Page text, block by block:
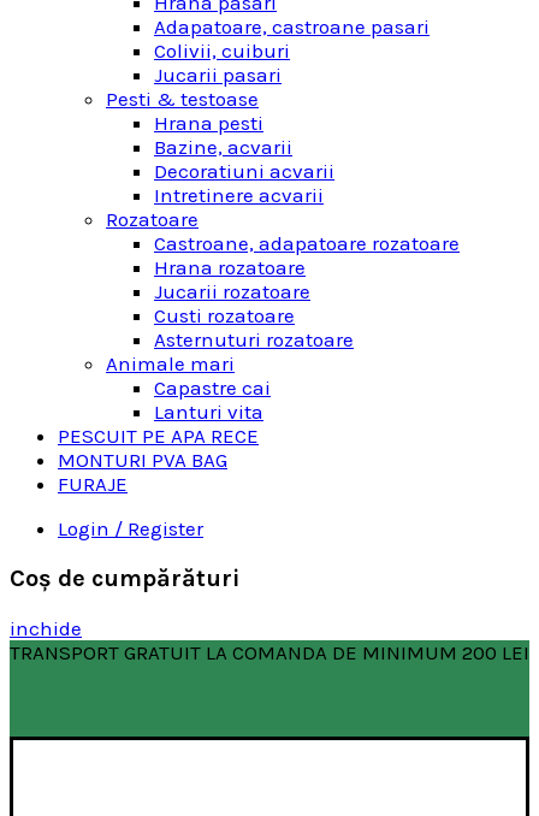
Adapatoare, castroane pasari
Colivii, cuiburi
Jucarii pasari
Pesti & testoase
Hrana pesti
Bazine, acvarii
Decoratiuni acvarii
Intretinere acvarii
Rozatoare
Castroane, adapatoare rozatoare
Hrana rozatoare
Jucarii rozatoare
Custi rozatoare
Asternuturi rozatoare
Animale mari
Capastre cai
Lanturi vita
PESCUIT PE APA RECE
MONTURI PVA BAG
FURAJE
Login / Register
Coş de cumpărături
inchide
TRANSPORT GRATUIT LA COMANDA DE MINIMUM 200 LEI